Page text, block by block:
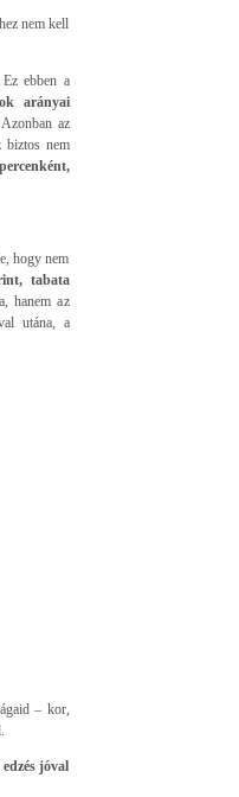
nem kell
ebben a
arányai
az
biztos nem
hogy nem
tabata
hanem az
utána, a
– kor,
jóval